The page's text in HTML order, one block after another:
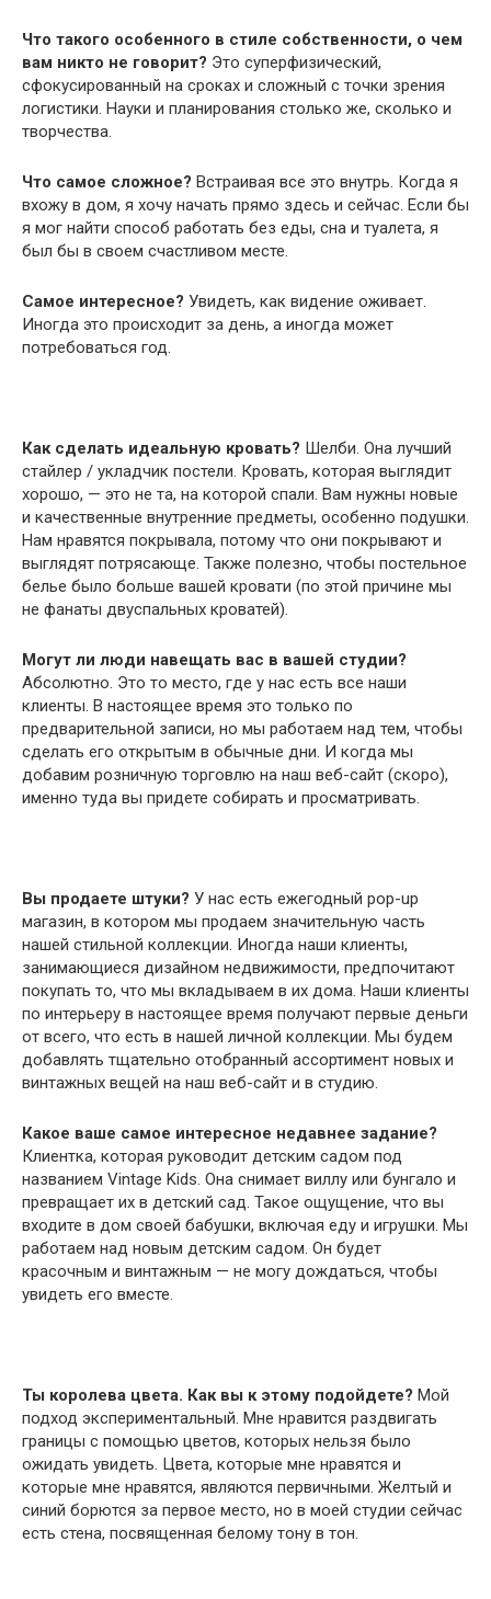
Что такого особенного в стиле собственности, о чем
вам никто не говорит? Это суперфизический,
сфокусированный на сроках и сложный с точки зрения
логистики. Науки и планирования столько же, сколько и
творчества.
Что самое сложное? Встраивая все это внутрь. Когда я
вхожу в дом, я хочу начать прямо здесь и сейчас. Если бы
я мог найти способ работать без еды, сна и туалета, я
был бы в своем счастливом месте.
Самое интересное? Увидеть, как видение оживает.
Иногда это происходит за день, а иногда может
потребоваться год.
Как сделать идеальную кровать? Шелби. Она лучший
стайлер / укладчик постели. Кровать, которая выглядит
хорошо, — это не та, на которой спали. Вам нужны новые
и качественные внутренние предметы, особенно подушки.
Нам нравятся покрывала, потому что они покрывают и
выглядят потрясающе. Также полезно, чтобы постельное
белье было больше вашей кровати (по этой причине мы
не фанаты двуспальных кроватей).
Могут ли люди навещать вас в вашей студии?
Абсолютно. Это то место, где у нас есть все наши
клиенты. В настоящее время это только по
предварительной записи, но мы работаем над тем, чтобы
сделать его открытым в обычные дни. И когда мы
добавим розничную торговлю на наш веб-сайт (скоро),
именно туда вы придете собирать и просматривать.
Вы продаете штуки? У нас есть ежегодный pop-up
магазин, в котором мы продаем значительную часть
нашей стильной коллекции. Иногда наши клиенты,
занимающиеся дизайном недвижимости, предпочитают
покупать то, что мы вкладываем в их дома. Наши клиенты
по интерьеру в настоящее время получают первые деньги
от всего, что есть в нашей личной коллекции. Мы будем
добавлять тщательно отобранный ассортимент новых и
винтажных вещей на наш веб-сайт и в студию.
Какое ваше самое интересное недавнее задание?
Клиентка, которая руководит детским садом под
названием Vintage Kids. Она снимает виллу или бунгало и
превращает их в детский сад. Такое ощущение, что вы
входите в дом своей бабушки, включая еду и игрушки. Мы
работаем над новым детским садом. Он будет
красочным и винтажным — не могу дождаться, чтобы
увидеть его вместе.
Ты королева цвета. Как вы к этому подойдете? Мой
подход экспериментальный. Мне нравится раздвигать
границы с помощью цветов, которых нельзя было
ожидать увидеть. Цвета, которые мне нравятся и
которые мне нравятся, являются первичными. Желтый и
синий борются за первое место, но в моей студии сейчас
есть стена, посвященная белому тону в тон.